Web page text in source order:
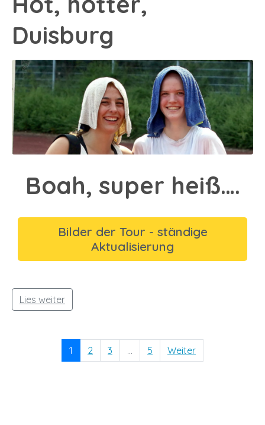
Duisburg
Boah, super heiß….
Bilder der Tour - ständige
Aktualisierung
Lies weiter
1 2 3 ... 5 Weiter